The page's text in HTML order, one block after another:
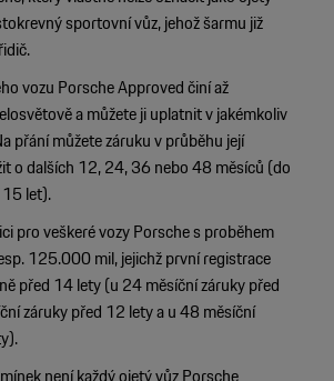
sportovní vůz, jehož šarmu již
vozu Porsche Approved činí až
a můžete ji uplatnit v jakémkoliv
přání můžete záruku v průběhu její
o dalších 12, 24, 36 nebo 48 měsíců (do
let).
pro veškeré vozy Porsche s proběhem
125.000 mil, jejichž první registrace
před 14 lety (u 24 měsíční záruky před
záruky před 12 lety a u 48 měsíční